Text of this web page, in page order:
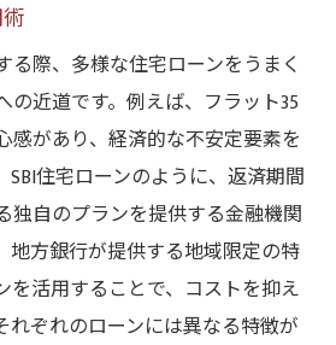
る際、多様な住宅ローンをうまく
の近道です。例えば、フラット35
感があり、経済的な不安定要素を
住宅ローンのように、返済期間
独自のプランを提供する金融機関
地方銀行が提供する地域限定の特
を活用することで、コストを抑え
れぞれのローンには異なる特徴が